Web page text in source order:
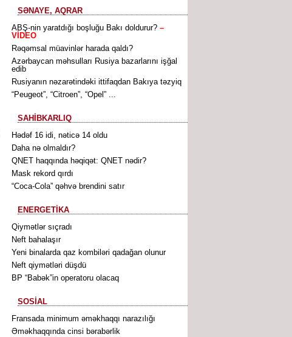
SƏNAYE, AQRAR
ABŞ-nin yaratdığı boşluğu Bakı doldurur? –
VİDEO
Rəqəmsal müavinlər harada qaldı?
Azərbaycan məhsulları Rusiya bazarlarını işğal
edib
Rusiyanın nəzarətindəki ittifaqdan Bakıya təzyiq
“Peugeot”, “Citroen”, “Opel” ...
SAHİBKARLIQ
Hədəf 16 idi, nəticə 14 oldu
Daha nə olmaldır?
QNET haqqında həqiqət: QNET nədir?
Mask rekord qırdı
“Coca-Cola” qəhvə brendini satır
ENERGETİKA
Qiymətlər sıçradı
Neft bahalaşır
Yeni binalarda qaz kombiləri qadağan olunur
Neft qiymətləri düşdü
BP “Babək”in operatoru olacaq
SOSİAL
Fransada minimum əməkhaqqı narazılığı
Əməkhaqqında cinsi bərabərlik